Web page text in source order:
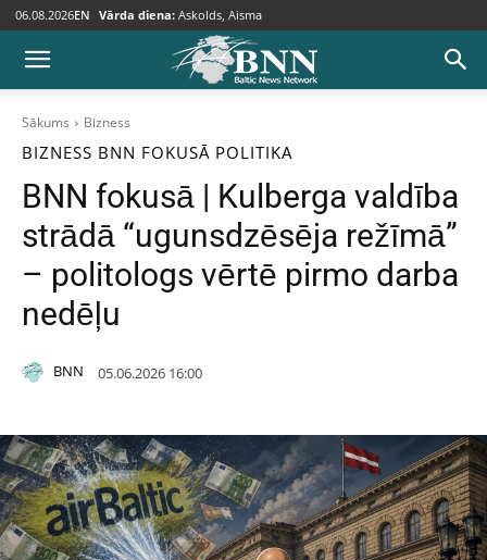
06.08.2026EN Vārda diena: Askolds, Aisma
Sākums Bizness
BIZNESS BNN FOKUSĀ POLITIKA
BNN fokusā | Kulberga valdība
strādā “ugunsdzēsēja režīmā”
– politologs vērtē pirmo darba
nedēļu
BNN 05.06.2026 16:00